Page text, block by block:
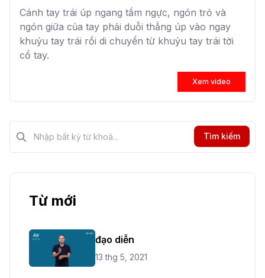
Cánh tay trái úp ngang tầm ngực, ngón trỏ và
ngón giữa của tay phải duỗi thẳng úp vào ngay
khuỷu tay trái rồi di chuyển từ khuỷu tay trái tời
cổ tay.
Xem video
Tìm kiếm?>
Tìm kiếm
Từ mới
đạo diễn
13 thg 5, 2021